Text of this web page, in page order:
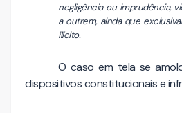
negligência ou imprudência,
a outrem, ainda que
ilícito.
O caso em tela se
dispositivos constitucionais e